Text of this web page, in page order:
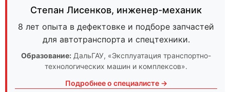
Степан Лисенков, инженер-механик
8 лет опыта в дефектовке и подборе запчастей
для автотранспорта и спецтехники.
Образование: ДальГАУ, «Эксплуатация транспортно-
технологических машин и комплексов».
Подробнее о специалисте →